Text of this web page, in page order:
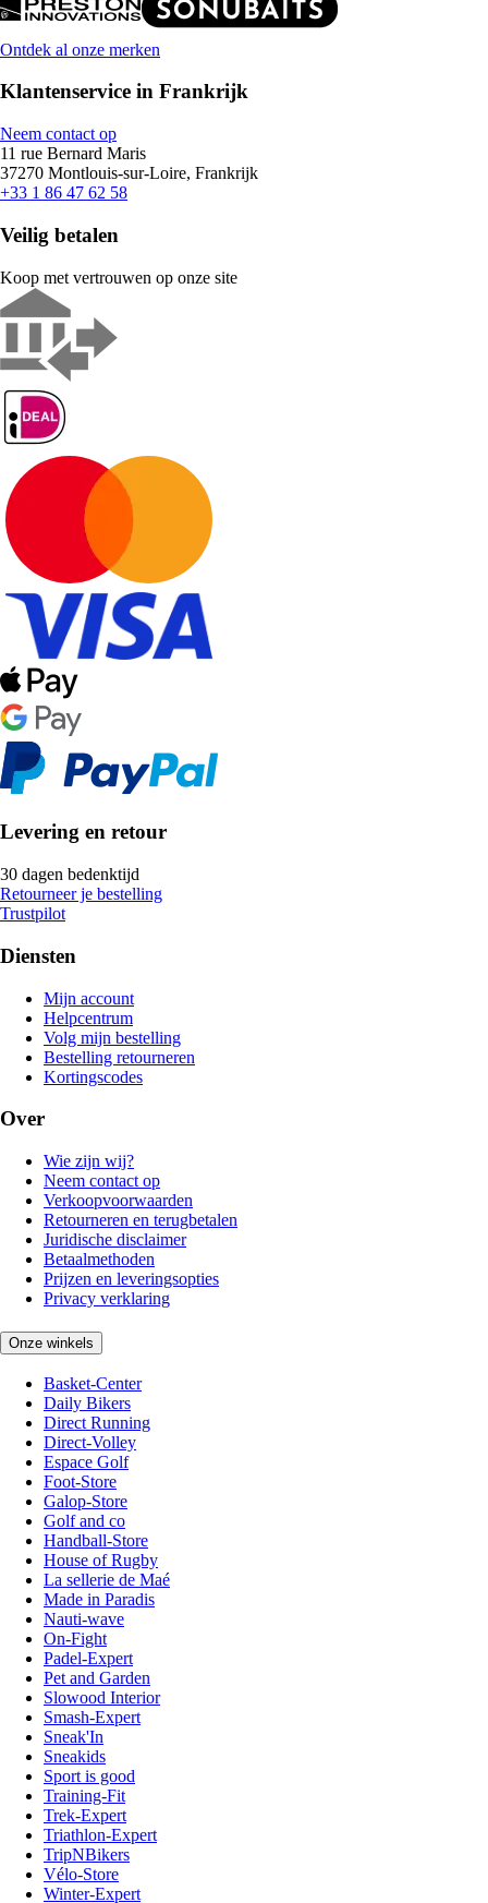
Ontdek al onze merken
Klantenservice in Frankrijk
Neem contact op
11 rue Bernard Maris
37270 Montlouis-sur-Loire, Frankrijk
+33 1 86 47 62 58
Veilig betalen
Koop met vertrouwen op onze site
Levering en retour
30 dagen bedenktijd
Retourneer je bestelling
Trustpilot
Diensten
Mijn account
Helpcentrum
Volg mijn bestelling
Bestelling retourneren
Kortingscodes
Over
Wie zijn wij?
Neem contact op
Verkoopvoorwaarden
Retourneren en terugbetalen
Juridische disclaimer
Betaalmethoden
Prijzen en leveringsopties
Privacy verklaring
Onze winkels
Basket-Center
Daily Bikers
Direct Running
Direct-Volley
Espace Golf
Foot-Store
Galop-Store
Golf and co
Handball-Store
House of Rugby
La sellerie de Maé
Made in Paradis
Nauti-wave
On-Fight
Padel-Expert
Pet and Garden
Slowood Interior
Smash-Expert
Sneak'In
Sneakids
Sport is good
Training-Fit
Trek-Expert
Triathlon-Expert
TripNBikers
Vélo-Store
Winter-Expert